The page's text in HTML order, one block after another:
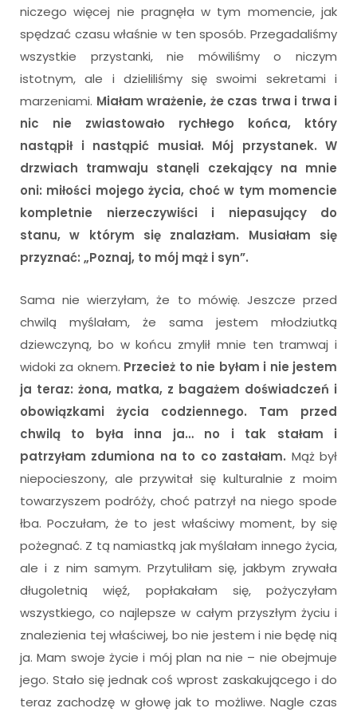
niczego więcej nie pragnęła w tym momencie, jak
spędzać czasu właśnie w ten sposób. Przegadaliśmy
wszystkie przystanki, nie mówiliśmy o niczym
istotnym, ale i dzieliliśmy się swoimi sekretami i
marzeniami. Miałam wrażenie, że czas trwa i trwa i
nic nie zwiastowało rychłego końca, który
nastąpił i nastąpić musiał. Mój przystanek. W
drzwiach tramwaju stanęli czekający na mnie
oni: miłości mojego życia, choć w tym momencie
kompletnie nierzeczywiści i niepasujący do
stanu, w którym się znalazłam. Musiałam się
przyznać: „Poznaj, to mój mąż i syn”.
Sama nie wierzyłam, że to mówię. Jeszcze przed
chwilą myślałam, że sama jestem młodziutką
dziewczyną, bo w końcu zmylił mnie ten tramwaj i
widoki za oknem. Przecież to nie byłam i nie jestem
ja teraz: żona, matka, z bagażem doświadczeń i
obowiązkami życia codziennego. Tam przed
chwilą to była inna ja… no i tak stałam i
patrzyłam zdumiona na to co zastałam. Mąż był
niepocieszony, ale przywitał się kulturalnie z moim
towarzyszem podróży, choć patrzył na niego spode
łba. Poczułam, że to jest właściwy moment, by się
pożegnać. Z tą namiastką jak myślałam innego życia,
ale i z nim samym. Przytuliłam się, jakbym zrywała
długoletnią więź, popłakałam się, pożyczyłam
wszystkiego, co najlepsze w całym przyszłym życiu i
znalezienia tej właściwej, bo nie jestem i nie będę nią
ja. Mam swoje życie i mój plan na nie – nie obejmuje
jego. Stało się jednak coś wprost zaskakującego i do
teraz zachodzę w głowę jak to możliwe. Nagle czas